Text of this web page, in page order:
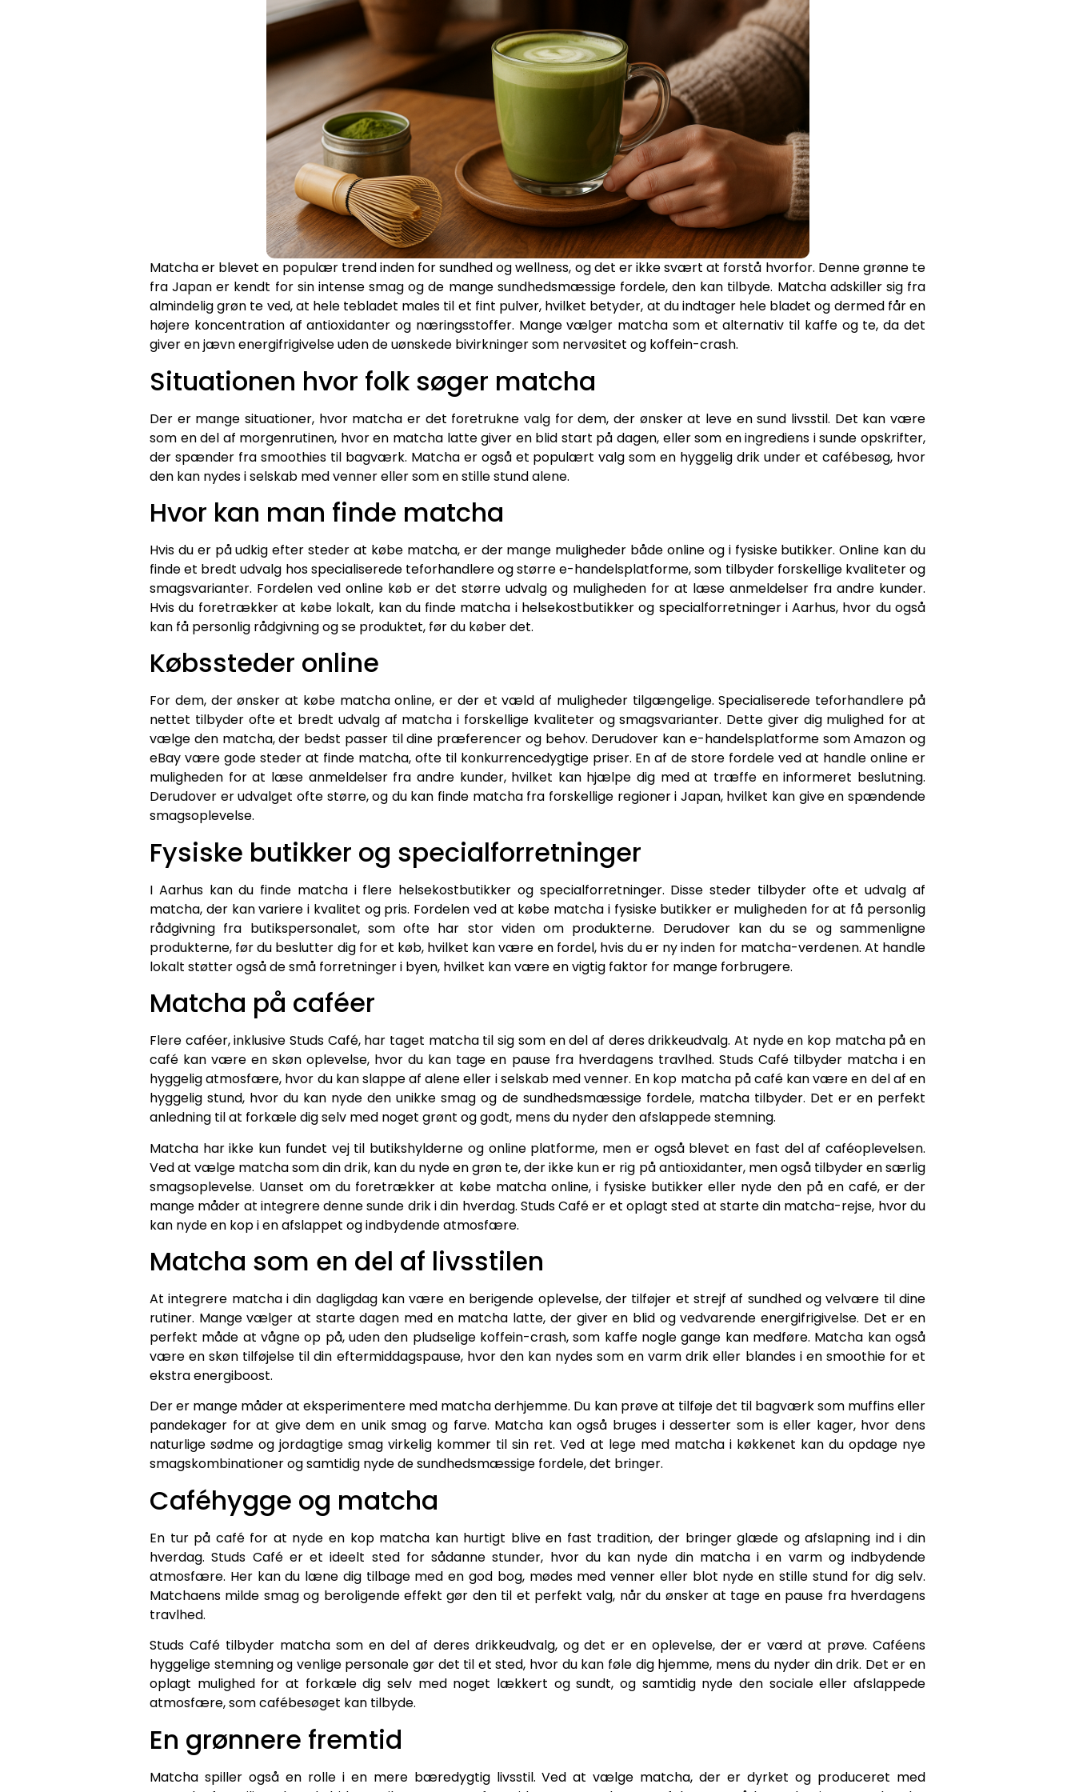
Matcha er blevet en populær trend inden for sundhed og wellness, og det er ikke svært at forstå hvorfor. Denne grønne te
fra Japan er kendt for sin intense smag og de mange sundhedsmæssige fordele, den kan tilbyde. Matcha adskiller sig fra
almindelig grøn te ved, at hele tebladet males til et fint pulver, hvilket betyder, at du indtager hele bladet og dermed får en
højere koncentration af antioxidanter og næringsstoffer. Mange vælger matcha som et alternativ til kaffe og te, da det
giver en jævn energifrigivelse uden de uønskede bivirkninger som nervøsitet og koffein-crash.
Situationen hvor folk søger matcha
Der er mange situationer, hvor matcha er det foretrukne valg for dem, der ønsker at leve en sund livsstil. Det kan være
som en del af morgenrutinen, hvor en matcha latte giver en blid start på dagen, eller som en ingrediens i sunde opskrifter,
der spænder fra smoothies til bagværk. Matcha er også et populært valg som en hyggelig drik under et cafébesøg, hvor
den kan nydes i selskab med venner eller som en stille stund alene.
Hvor kan man finde matcha
Hvis du er på udkig efter steder at købe matcha, er der mange muligheder både online og i fysiske butikker. Online kan du
finde et bredt udvalg hos specialiserede teforhandlere og større e-handelsplatforme, som tilbyder forskellige kvaliteter og
smagsvarianter. Fordelen ved online køb er det større udvalg og muligheden for at læse anmeldelser fra andre kunder.
Hvis du foretrækker at købe lokalt, kan du finde matcha i helsekostbutikker og specialforretninger i Aarhus, hvor du også
kan få personlig rådgivning og se produktet, før du køber det.
Købssteder online
For dem, der ønsker at købe matcha online, er der et væld af muligheder tilgængelige. Specialiserede teforhandlere på
nettet tilbyder ofte et bredt udvalg af matcha i forskellige kvaliteter og smagsvarianter. Dette giver dig mulighed for at
vælge den matcha, der bedst passer til dine præferencer og behov. Derudover kan e-handelsplatforme som Amazon og
eBay være gode steder at finde matcha, ofte til konkurrencedygtige priser. En af de store fordele ved at handle online er
muligheden for at læse anmeldelser fra andre kunder, hvilket kan hjælpe dig med at træffe en informeret beslutning.
Derudover er udvalget ofte større, og du kan finde matcha fra forskellige regioner i Japan, hvilket kan give en spændende
smagsoplevelse.
Fysiske butikker og specialforretninger
I Aarhus kan du finde matcha i flere helsekostbutikker og specialforretninger. Disse steder tilbyder ofte et udvalg af
matcha, der kan variere i kvalitet og pris. Fordelen ved at købe matcha i fysiske butikker er muligheden for at få personlig
rådgivning fra butikspersonalet, som ofte har stor viden om produkterne. Derudover kan du se og sammenligne
produkterne, før du beslutter dig for et køb, hvilket kan være en fordel, hvis du er ny inden for matcha-verdenen. At handle
lokalt støtter også de små forretninger i byen, hvilket kan være en vigtig faktor for mange forbrugere.
Matcha på caféer
Flere caféer, inklusive Studs Café, har taget matcha til sig som en del af deres drikkeudvalg. At nyde en kop matcha på en
café kan være en skøn oplevelse, hvor du kan tage en pause fra hverdagens travlhed. Studs Café tilbyder matcha i en
hyggelig atmosfære, hvor du kan slappe af alene eller i selskab med venner. En kop matcha på café kan være en del af en
hyggelig stund, hvor du kan nyde den unikke smag og de sundhedsmæssige fordele, matcha tilbyder. Det er en perfekt
anledning til at forkæle dig selv med noget grønt og godt, mens du nyder den afslappede stemning.
Matcha har ikke kun fundet vej til butikshylderne og online platforme, men er også blevet en fast del af caféoplevelsen.
Ved at vælge matcha som din drik, kan du nyde en grøn te, der ikke kun er rig på antioxidanter, men også tilbyder en særlig
smagsoplevelse. Uanset om du foretrækker at købe matcha online, i fysiske butikker eller nyde den på en café, er der
mange måder at integrere denne sunde drik i din hverdag. Studs Café er et oplagt sted at starte din matcha-rejse, hvor du
kan nyde en kop i en afslappet og indbydende atmosfære.
Matcha som en del af livsstilen
At integrere matcha i din dagligdag kan være en berigende oplevelse, der tilføjer et strejf af sundhed og velvære til dine
rutiner. Mange vælger at starte dagen med en matcha latte, der giver en blid og vedvarende energifrigivelse. Det er en
perfekt måde at vågne op på, uden den pludselige koffein-crash, som kaffe nogle gange kan medføre. Matcha kan også
være en skøn tilføjelse til din eftermiddagspause, hvor den kan nydes som en varm drik eller blandes i en smoothie for et
ekstra energiboost.
Der er mange måder at eksperimentere med matcha derhjemme. Du kan prøve at tilføje det til bagværk som muffins eller
pandekager for at give dem en unik smag og farve. Matcha kan også bruges i desserter som is eller kager, hvor dens
naturlige sødme og jordagtige smag virkelig kommer til sin ret. Ved at lege med matcha i køkkenet kan du opdage nye
smagskombinationer og samtidig nyde de sundhedsmæssige fordele, det bringer.
Caféhygge og matcha
En tur på café for at nyde en kop matcha kan hurtigt blive en fast tradition, der bringer glæde og afslapning ind i din
hverdag. Studs Café er et ideelt sted for sådanne stunder, hvor du kan nyde din matcha i en varm og indbydende
atmosfære. Her kan du læne dig tilbage med en god bog, mødes med venner eller blot nyde en stille stund for dig selv.
Matchaens milde smag og beroligende effekt gør den til et perfekt valg, når du ønsker at tage en pause fra hverdagens
travlhed.
Studs Café tilbyder matcha som en del af deres drikkeudvalg, og det er en oplevelse, der er værd at prøve. Caféens
hyggelige stemning og venlige personale gør det til et sted, hvor du kan føle dig hjemme, mens du nyder din drik. Det er en
oplagt mulighed for at forkæle dig selv med noget lækkert og sundt, og samtidig nyde den sociale eller afslappede
atmosfære, som cafébesøget kan tilbyde.
En grønnere fremtid
Matcha spiller også en rolle i en mere bæredygtig livsstil. Ved at vælge matcha, der er dyrket og produceret med